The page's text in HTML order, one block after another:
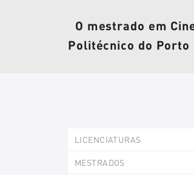
O mestrado em
Politécnico do Porto
Portlet
LICENCIATURAS
MESTRADOS